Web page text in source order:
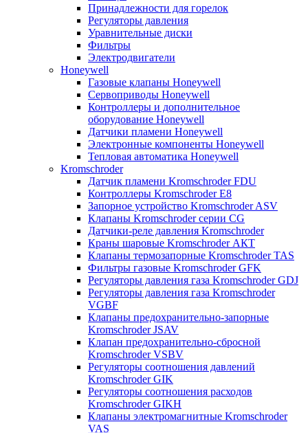
Принадлежности для горелок
Регуляторы давления
Уравнительные диски
Фильтры
Электродвигатели
Honeywell
Газовые клапаны Honeywell
Сервоприводы Honeywell
Контроллеры и дополнительное
оборудование Honeywell
Датчики пламени Honeywell
Электронные компоненты Honeywell
Тепловая автоматика Honeywell
Kromschroder
Датчик пламени Kromschroder FDU
Контроллеры Kromschroder E8
Запорное устройство Kromschroder ASV
Клапаны Kromschroder серии CG
Датчики-реле давления Kromschroder
Краны шаровые Kromschroder АКТ
Клапаны термозапорные Kromschroder TAS
Фильтры газовые Kromschroder GFK
Регуляторы давления газа Kromschroder GDJ
Регуляторы давления газа Kromschroder
VGBF
Клапаны предохранительно-запорные
Kromschroder JSAV
Клапан предохранительно-сбросной
Kromschroder VSBV
Регуляторы соотношения давлений
Kromschroder GIK
Регуляторы соотношения расходов
Kromschroder GIKH
Клапаны электромагнитные Kromschroder
VAS